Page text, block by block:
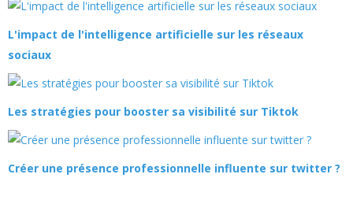
L'impact de l'intelligence artificielle sur les réseaux
sociaux
Les stratégies pour booster sa visibilité sur Tiktok
Créer une présence professionnelle influente sur twitter ?